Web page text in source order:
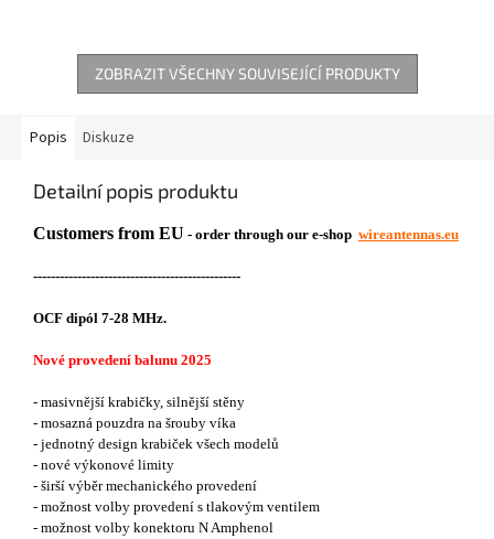
ZOBRAZIT VŠECHNY SOUVISEJÍCÍ PRODUKTY
Popis Diskuze
Detailní popis produktu
Customers from EU - order through our e-shop wireantennas.eu
-----------------------------------------------
OCF dipól 7-28 MHz.
Nové provedení balunu 2025
- masivnější krabičky, silnější stěny
- mosazná pouzdra na šrouby víka
- jednotný design krabiček všech modelů
- nové výkonové limity
- širší výběr mechanického provedení
- možnost volby provedení s tlakovým ventilem
- možnost volby konektoru N Amphenol